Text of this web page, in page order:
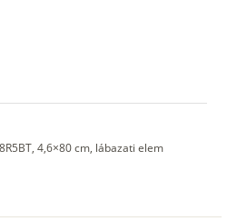
4,6×80 cm, lábazati elem